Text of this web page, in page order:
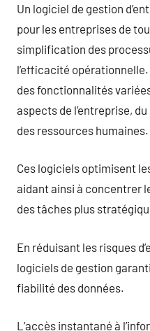
Un logiciel de gestion
pour les entreprises de
simplification des
l’efficacité
des fonctionnalités
aspects de l’entreprise,
des ressources humaines.
Ces logiciels optimisent
aidant ainsi à concentrer
des tâches plus
En réduisant les risques
logiciels de gestion
fiabilité des données.
L’accès instantané à